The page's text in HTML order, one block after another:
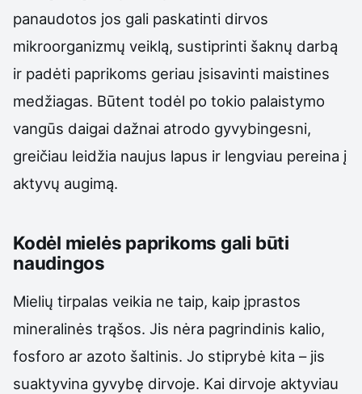
panaudotos jos gali paskatinti dirvos
mikroorganizmų veiklą, sustiprinti šaknų darbą
ir padėti paprikoms geriau įsisavinti maistines
medžiagas. Būtent todėl po tokio palaistymo
vangūs daigai dažnai atrodo gyvybingesni,
greičiau leidžia naujus lapus ir lengviau pereina į
aktyvų augimą.
Kodėl mielės paprikoms gali būti
naudingos
Mielių tirpalas veikia ne taip, kaip įprastos
mineralinės trąšos. Jis nėra pagrindinis kalio,
fosforo ar azoto šaltinis. Jo stiprybė kita – jis
suaktyvina gyvybę dirvoje. Kai dirvoje aktyviau